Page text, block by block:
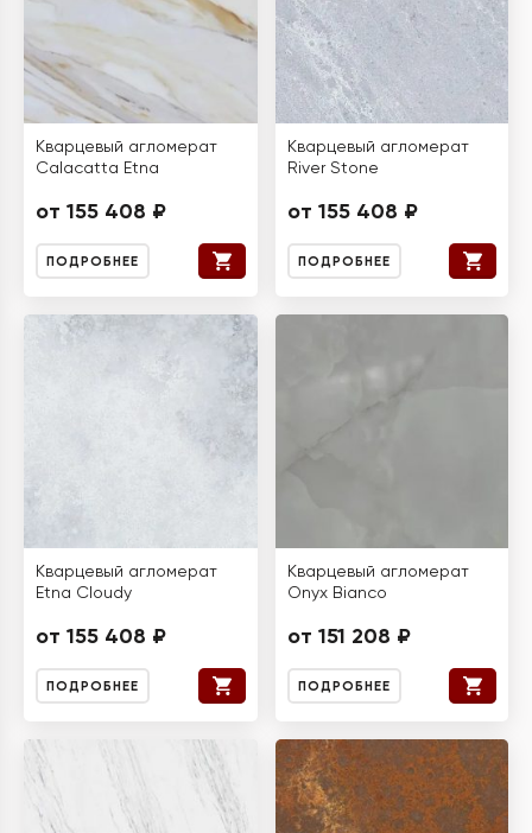
Кварцевый агломерат
Calacatta Etna
от 155 408 ₽
ПОДРОБНЕЕ
Кварцевый агломерат
River Stone
от 155 408 ₽
ПОДРОБНЕЕ
Кварцевый агломерат
Etna Cloudy
от 155 408 ₽
ПОДРОБНЕЕ
Кварцевый агломерат
Onyx Bianco
от 151 208 ₽
ПОДРОБНЕЕ